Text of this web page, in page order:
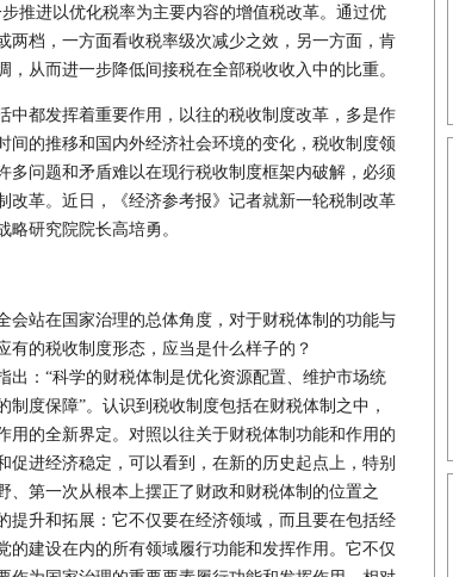
进以优化税率为主要内容的增值税改革。通过优
两档，一方面看收税率级次减少之效，另一方面，肯
从而进一步降低间接税在全部税收收入中的比重。
都发挥着重要作用，以往的税收制度改革，多是作
间的推移和国内外经济社会环境的变化，税收制度领
多问题和矛盾难以在现行税收制度框架内破解，必须
改革。近日，《经济参考报》记者就新一轮税制改革
研究院院长高培勇。
会站在国家治理的总体角度，对于财税体制的功能与
有的税收制度形态，应当是什么样子的？
出：“科学的财税体制是优化资源配置、维护市场统
度保障”。认识到税收制度包括在财税体制之中，
用的全新界定。对照以往关于财税体制功能和作用的
进经济稳定，可以看到，在新的历史起点上，特别
、第一次从根本上摆正了财政和财税体制的位置之
提升和拓展：它不仅要在经济领域，而且要在包括经
的建设在内的所有领域履行功能和发挥作用。它不仅